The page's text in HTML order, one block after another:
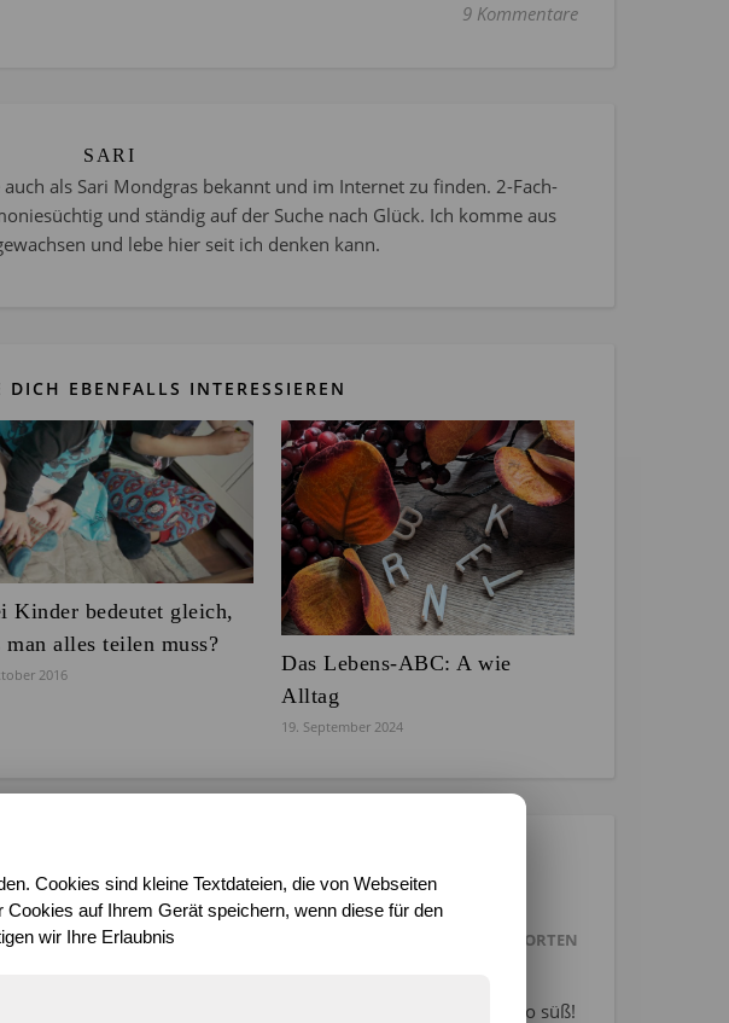
9 Kommentare
SARI
als Sari Mondgras bekannt und im Internet zu finden. 2-Fach-
und ständig auf der Suche nach Glück. Ich komme aus
und lebe hier seit ich denken kann.
DICH EBENFALLS INTERESSIEREN
Kinder bedeutet gleich,
man alles teilen muss?
2016
Das Lebens-ABC: A wie
Alltag
19. September 2024
ANTWORTEN
^^ Mein Favourite ist ja die, mit den Ohrenschützern *heart* So süß!
Cookies sind kleine Textdateien, die von Webseiten
auf Ihrem Gerät speichern, wenn diese für den
wir Ihre Erlaubnis